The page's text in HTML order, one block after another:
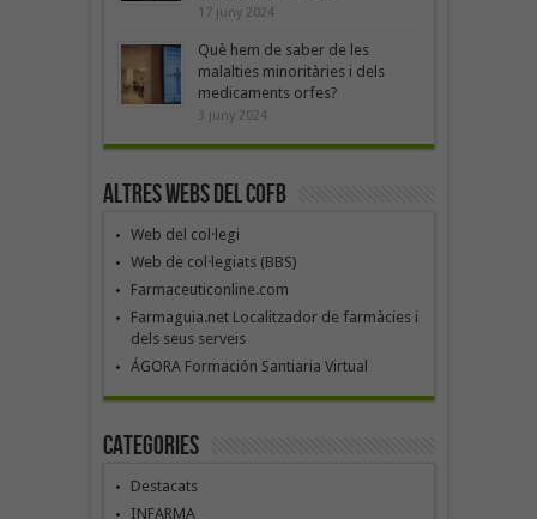
17 juny 2024
Què hem de saber de les
malalties minoritàries i dels
medicaments orfes?
3 juny 2024
Altres webs del COFB
Web del col·legi
Web de col·legiats (BBS)
Farmaceuticonline.com
Farmaguia.net Localitzador de farmàcies i
dels seus serveis
ÁGORA Formación Santiaria Virtual
Categories
Destacats
INFARMA